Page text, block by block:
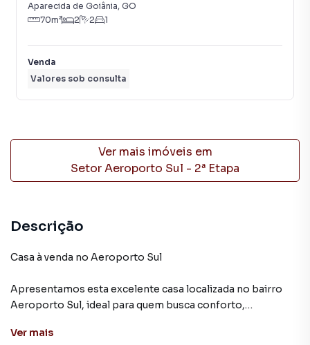
Aparecida de Goiânia, GO
70m² 2 2 1
Venda
Valores sob consulta
Ver mais imóveis em
Setor Aeroporto Sul - 2ª Etapa
Descrição
Casa à venda no Aeroporto Sul
Apresentamos esta excelente casa localizada no bairro
Aeroporto Sul, ideal para quem busca conforto,
Ver mais